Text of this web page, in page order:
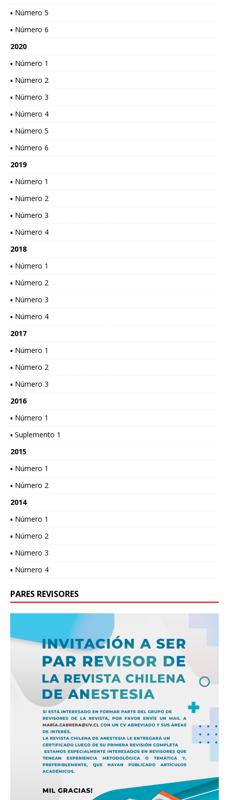
▪ Número 5
▪ Número 6
2020
▪ Número 1
▪ Número 2
▪ Número 3
▪ Número 4
▪ Número 5
▪ Número 6
2019
▪ Número 1
▪ Número 2
▪ Número 3
▪ Número 4
2018
▪ Número 1
▪ Número 2
▪ Número 3
▪ Número 4
2017
▪ Número 1
▪ Número 2
▪ Número 3
2016
▪ Número 1
▪ Suplemento 1
2015
▪ Número 1
▪ Número 2
2014
▪ Número 1
▪ Número 2
▪ Número 3
▪ Número 4
PARES REVISORES